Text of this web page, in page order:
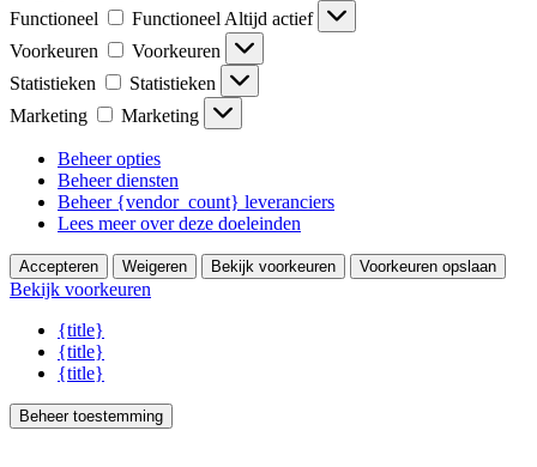
Functioneel
Functioneel Altijd actief
Voorkeuren
Voorkeuren
Statistieken
Statistieken
Marketing
Marketing
Beheer opties
Beheer diensten
Beheer {vendor_count} leveranciers
Lees meer over deze doeleinden
Accepteren Weigeren Bekijk voorkeuren Voorkeuren opslaan
Bekijk voorkeuren
{title}
{title}
{title}
Beheer toestemming